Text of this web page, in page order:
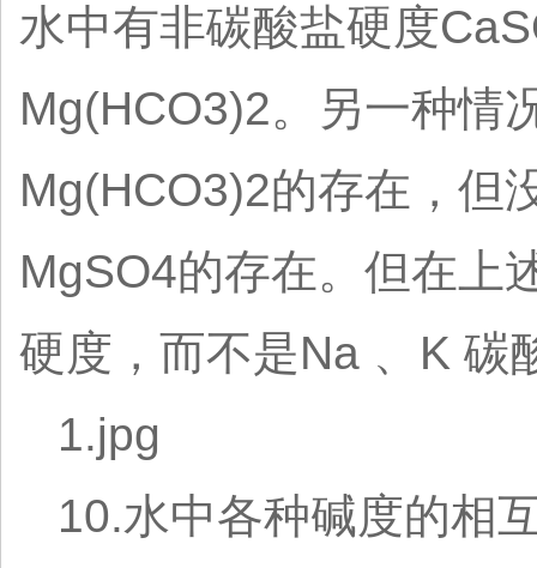
水中有非碳酸盐硬度
Mg(HCO3)2。另一种情
Mg(HCO3)2的存在，但
MgSO4的存在。但在上
硬度，而不是Na 、K 碳
1.jpg
10.水中各种碱度的相